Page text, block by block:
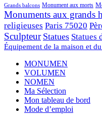
Grands balcons Monument aux morts
Monuments aux grands
religieuses Paris 75020
Sculpteur Statues Statues
Équipement de la maison et
MONUMEN
VOLUMEN
NOMEN
Ma Sélection
Mon tableau de bord
Mode d’emploi